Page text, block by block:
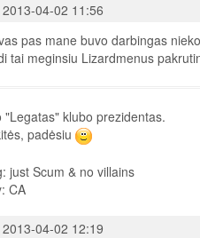
04-02 11:56
pas mane buvo darbingas
tai meginsiu Lizardmenus
"Legatas" klubo prezidentas.
padėsiu
just Scum & no villains
CA
04-02 12:19